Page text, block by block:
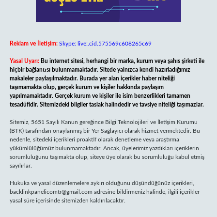
Reklam ve İletişim: Skype: live:.cid.575569c608265c69
Yasal Uyarı: Bu internet sitesi, herhangi bir marka, kurum veya şahıs şirketi ile
hiçbir bağlantısı bulunmamaktadır. Sitede yalnızca kendi hazırladığımız
makaleler paylaşılmaktadır. Burada yer alan içerikler haber niteliği
taşımamakta olup, gerçek kurum ve kişiler hakkında paylaşım
yapılmamaktadır. Gerçek kurum ve kişiler ile isim benzerlikleri tamamen
tesadüfidir. Sitemizdeki bilgiler taslak halindedir ve tavsiye niteliği taşımazlar.
Sitemiz, 5651 Sayılı Kanun gereğince Bilgi Teknolojileri ve İletişim Kurumu
(BTK) tarafından onaylanmış bir Yer Sağlayıcı olarak hizmet vermektedir. Bu
nedenle, sitedeki içerikleri proaktif olarak denetleme veya araştırma
yükümlülüğümüz bulunmamaktadır. Ancak, üyelerimiz yazdıkları içeriklerin
sorumluluğunu taşımakta olup, siteye üye olarak bu sorumluluğu kabul etmiş
sayılırlar.
Hukuka ve yasal düzenlemelere aykırı olduğunu düşündüğünüz içerikleri,
backlinkpanelicomtr@gmail.com adresine bildirmeniz halinde, ilgili içerikler
yasal süre içerisinde sitemizden kaldırılacaktır.